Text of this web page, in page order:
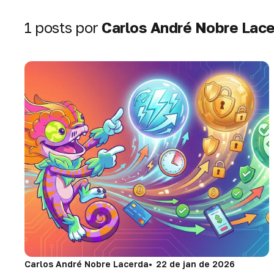
1 posts por Carlos André Nobre
Carlos André Nobre Lacerda 22 de jan de 2026